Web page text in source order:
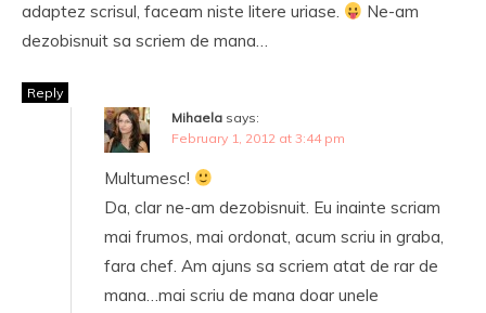
adaptez scrisul, faceam niste litere uriase.
Ne-am
dezobisnuit sa scriem de mana…
Reply
Mihaela says:
February 1, 2012 at 3:44 pm
Multumesc!
Da, clar ne-am dezobisnuit. Eu inainte scriam
mai frumos, mai ordonat, acum scriu in graba,
fara chef. Am ajuns sa scriem atat de rar de
mana…mai scriu de mana doar unele